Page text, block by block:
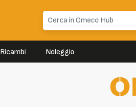
Ricambi Noleggio